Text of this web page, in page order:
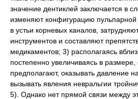
значение дентиклей заключается в
изменяют конфигурацию пульпарной
в устьи корневых каналов,
инструментов и составляют
медикаментов; 3) располагаясь
постепенно увеличиваясь в размере,
предполагают, оказывать давление
вызывать явления невральгии
5). Однако нет прямой связи между